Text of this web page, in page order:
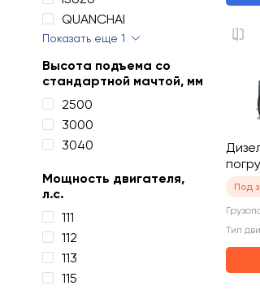
QUANCHAI
Показать еще 1
Высота подъема со
стандартной мачтой, мм
2500
3000
3040
Мощность двигателя,
л.с.
111
112
113
115
Под
Тип